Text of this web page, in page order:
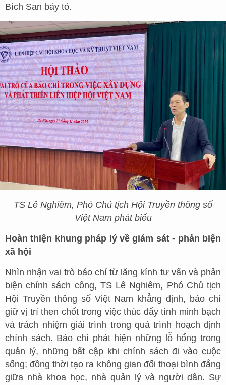
Bích San bảy tỏ.
TS Lê Nghiêm, Phó Chủ tịch Hội Truyền thông số
Việt Nam phát biểu
Hoàn thiện khung pháp lý về giám sát - phản biện
xã hội
Nhìn nhận vai trò báo chí từ lăng kính tư vấn và phản
biện chính sách công, TS Lê Nghiêm, Phó Chủ tịch
Hội Truyền thông số Việt Nam khẳng định, báo chí
giữ vị trí then chốt trong việc thúc đẩy tính minh bạch
và trách nhiệm giải trình trong quá trình hoạch định
chính sách. Báo chí phát hiện những lỗ hổng trong
quản lý, những bất cập khi chính sách đi vào cuộc
sống; đồng thời tạo ra không gian đối thoại bình đẳng
giữa nhà khoa học, nhà quản lý và người dân. Sự